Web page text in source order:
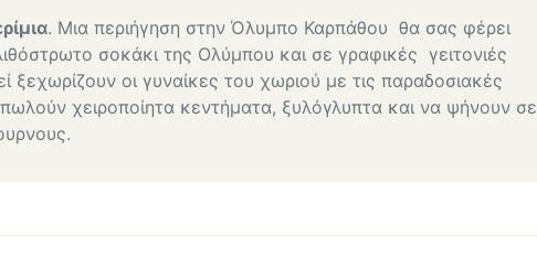
. Μια περιήγηση στην Όλυμπο Καρπάθου θα σας φέρει
σοκάκι της Ολύμπου και σε γραφικές γειτονιές
ξεχωρίζουν οι γυναίκες του χωριού με τις παραδοσιακές
χειροποίητα κεντήματα, ξυλόγλυπτα και να ψήνουν σε